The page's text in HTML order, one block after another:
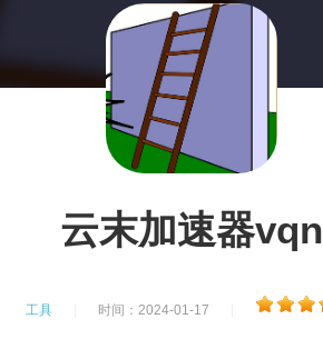
云末加速器vqn
工具 时间：2024-01-17